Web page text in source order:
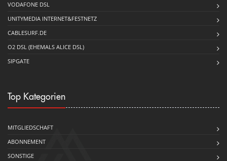
VODAFONE DSL
UNITYMEDIA INTERNET&FESTNETZ
CABLESURF.DE
O2 DSL (EHEMALS ALICE DSL)
SIPGATE
Top Kategorien
MITGLIEDSCHAFT
ABONNEMENT
SONSTIGE